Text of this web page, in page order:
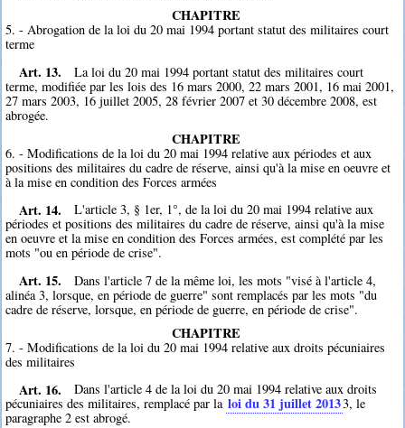
CHAPITRE
5. - Abrogation de la loi du 20 mai 1994 portant statut des militaires court
terme
Art. 13.
La loi du 20 mai 1994 portant statut des militaires court
terme, modifiée par les lois des 16 mars 2000, 22 mars 2001, 16 mai 2001,
27 mars 2003, 16 juillet 2005, 28 février 2007 et 30 décembre 2008, est
abrogée.
CHAPITRE
6. - Modifications de la loi du 20 mai 1994 relative aux périodes et aux
positions des militaires du cadre de réserve, ainsi qu'à la mise en oeuvre et
à la mise en condition des Forces armées
Art. 14.
L'article 3, § 1er, 1°, de la loi du 20 mai 1994 relative aux
périodes et positions des militaires du cadre de réserve, ainsi qu'à la mise
en oeuvre et la mise en condition des Forces armées, est complété par les
mots "ou en période de crise".
Art. 15.
Dans l'article 7 de la même loi, les mots "visé à l'article 4,
alinéa 3, lorsque, en période de guerre" sont remplacés par les mots "du
cadre de réserve, lorsque, en période de guerre, en période de crise".
CHAPITRE
7. - Modifications de la loi du 20 mai 1994 relative aux droits pécuniaires
des militaires
Art. 16.
Dans l'article 4 de la loi du 20 mai 1994 relative aux droits
pécuniaires des militaires, remplacé par la loi du 31 juillet 20133, le
paragraphe 2 est abrogé.